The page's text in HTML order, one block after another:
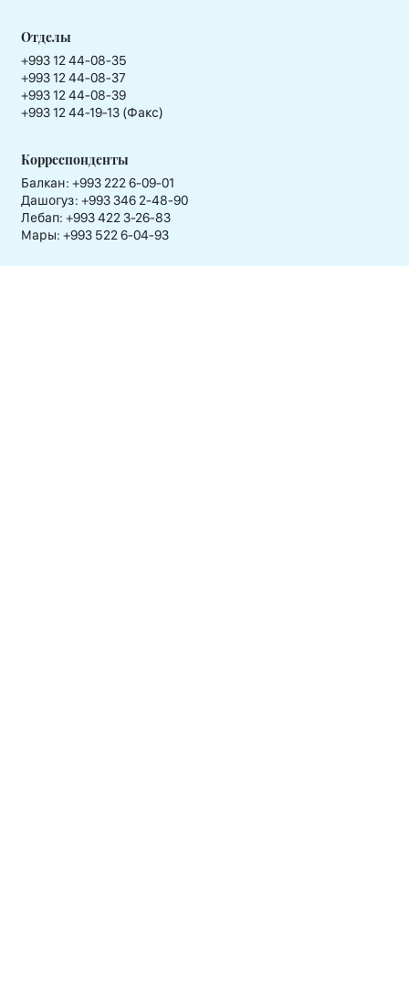
Отделы
+993 12 44-08-35
+993 12 44-08-37
+993 12 44-08-39
+993 12 44-19-13 (Факс)
Корреспонденты
Балкан: +993 222 6-09-01
Дашогуз: +993 346 2-48-90
Лебап: +993 422 3-26-83
Мары: +993 522 6-04-93